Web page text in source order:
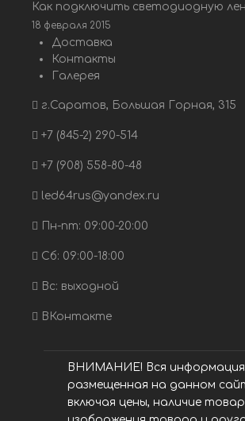
Как подключить светодиодную
18 февраля 2015
Доставка
Контакты
Галерея
г.Саратов, Большая Горная, 315
+7 (845-2) 290-514
+7 (908) 558-80-48
led64rus@yandex.ru
Пн-пт: 09:00-20:00
Сб: 09:00-18:00
Вс: выходной
ВКонтакте
ВНИМАНИЕ! Вся
размещенная на данном
включая цены, наличие